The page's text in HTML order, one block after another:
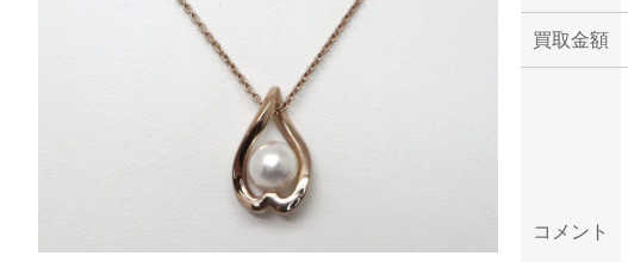
買取金額
コメント